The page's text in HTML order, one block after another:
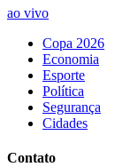
ao vivo
Copa 2026
Economia
Esporte
Política
Segurança
Cidades
Contato